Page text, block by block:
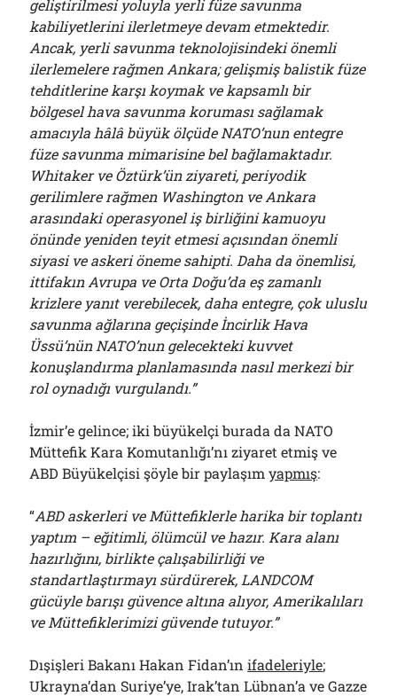
geliştirilmesi yoluyla yerli füze savunma
kabiliyetlerini ilerletmeye devam etmektedir.
Ancak, yerli savunma teknolojisindeki önemli
ilerlemelere rağmen Ankara; gelişmiş balistik füze
tehditlerine karşı koymak ve kapsamlı bir
bölgesel hava savunma koruması sağlamak
amacıyla hâlâ büyük ölçüde NATO’nun entegre
füze savunma mimarisine bel bağlamaktadır.
Whitaker ve Öztürk’ün ziyareti, periyodik
gerilimlere rağmen Washington ve Ankara
arasındaki operasyonel iş birliğini kamuoyu
önünde yeniden teyit etmesi açısından önemli
siyasi ve askeri öneme sahipti. Daha da önemlisi,
ittifakın Avrupa ve Orta Doğu’da eş zamanlı
krizlere yanıt verebilecek, daha entegre, çok uluslu
savunma ağlarına geçişinde İncirlik Hava
Üssü’nün NATO’nun gelecekteki kuvvet
konuşlandırma planlamasında nasıl merkezi bir
rol oynadığı vurgulandı.”
İzmir’e gelince; iki büyükelçi burada da NATO
Müttefik Kara Komutanlığı’nı ziyaret etmiş ve
ABD Büyükelçisi şöyle bir paylaşımyapmış:
“ABD askerleri ve Müttefiklerle harika bir toplantı
yaptım – eğitimli, ölümcül ve hazır. Kara alanı
hazırlığını, birlikte çalışabilirliği ve
standartlaştırmayı sürdürerek, LANDCOM
gücüyle barışı güvence altına alıyor, Amerikalıları
ve Müttefiklerimizi güvende tutuyor.”
Dışişleri Bakanı Hakan Fidan’ınifadeleriyle;
Ukrayna’dan Suriye’ye, Irak’tan Lübnan’a ve Gazze